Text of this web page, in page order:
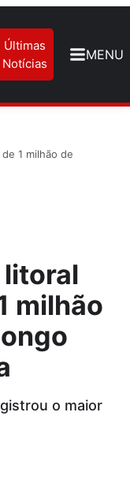
Últimas
Notícias
MENU
1 milhão de
litoral
milhão
o maior